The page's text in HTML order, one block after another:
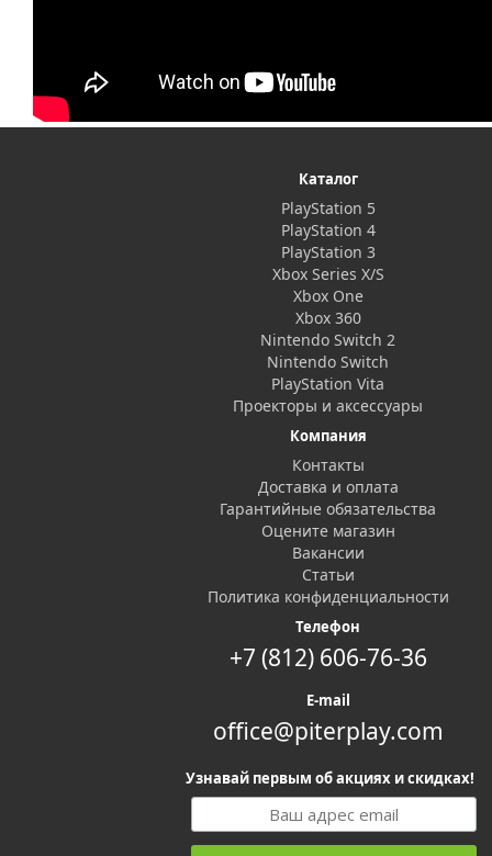
Каталог
PlayStation 5
PlayStation 4
PlayStation 3
Xbox Series X/S
Xbox One
Xbox 360
Nintendo Switch 2
Nintendo Switch
PlayStation Vita
Проекторы и аксессуары
Компания
Контакты
Доставка и оплата
Гарантийные обязательства
Оцените магазин
Вакансии
Статьи
Политика конфиденциальности
Телефон
+7 (812) 606-76-36
E-mail
office@piterplay.com
Узнавай первым об акциях и скидках!